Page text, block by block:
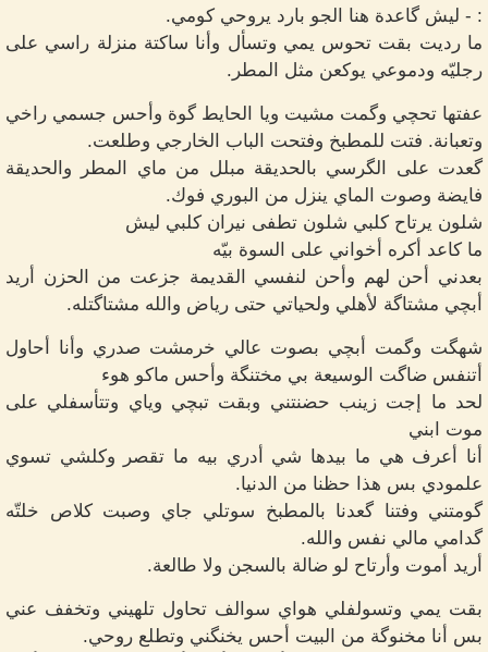
: - ليش گاعدة هنا الجو بارد يروحي كومي.
ما رديت بقت تحوس يمي وتسأل وأنا ساكتة منزلة راسي على
رجليّه ودموعي يوكعن مثل المطر.
عفتها تحچي وگمت مشيت ويا الحايط گوة وأحس جسمي راخي
وتعبانة. فتت للمطبخ وفتحت الباب الخارجي وطلعت.
گعدت على الگرسي بالحديقة مبلل من ماي المطر والحديقة
فايضة وصوت الماي ينزل من البوري فوك.
شلون يرتاح كلبي شلون تطفى نيران كلبي ليش
ما كاعد أكره أخواني على السوة بيّه
بعدني أحن لهم وأحن لنفسي القديمة جزعت من الحزن أريد
أبچي مشتاگة لأهلي ولحياتي حتى رياض والله مشتاگتله.
شهگت وگمت أبچي بصوت عالي خرمشت صدري وأنا أحاول
أتنفس ضاگت الوسيعة بي مختنگة وأحس ماكو هوء
لحد ما إجت زينب حضنتني وبقت تبچي وياي وتتأسفلي على
موت ابني
أنا أعرف هي ما بيدها شي أدري بيه ما تقصر وكلشي تسوي
علمودي بس هذا حظنا من الدنيا.
گومتني وفتنا گعدنا بالمطبخ سوتلي جاي وصبت كلاص خلتّه
گدامي مالي نفس والله.
أريد أموت وأرتاح لو ضالة بالسجن ولا طالعة.
بقت يمي وتسولفلي هواي سوالف تحاول تلهيني وتخفف عني
بس أنا مخنوگة من البيت أحس يخنگني وتطلع روحي.